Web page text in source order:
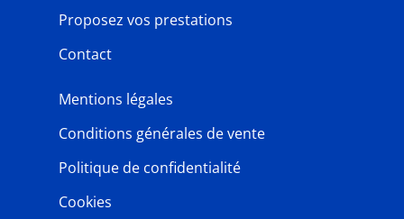
Proposez vos prestations
Contact
Mentions légales
Conditions générales de vente
Politique de confidentialité
Cookies